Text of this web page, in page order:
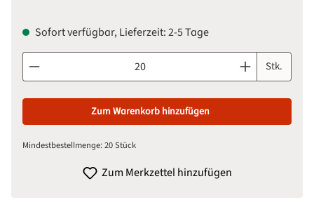
Sofort verfügbar, Lieferzeit: 2-5 Tage
Produkt Anzahl: Gib den gewünschten Wert ein oderStk.
Zum Warenkorb hinzufügen
Mindestbestellmenge: 20 Stück
Zum Merkzettel hinzufügen